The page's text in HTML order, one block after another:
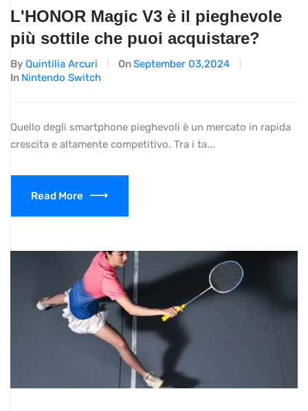
L'HONOR Magic V3 è il pieghevole
più sottile che puoi acquistare?
By Quintilia Arcuri OnSeptember 03,2024
In Nintendo Switch
Quello degli smartphone pieghevoli è un mercato in rapida
crescita e altamente competitivo. Tra i ta...
Read More